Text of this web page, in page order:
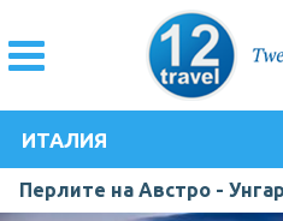
ИТАЛИЯ
Перлите на Австро -